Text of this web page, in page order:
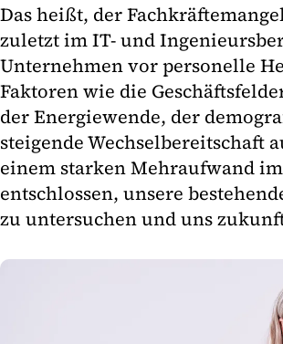
Das heißt, der
zuletzt im IT- und
Unternehmen vor personelle
Faktoren wie die
der Energiewende, der
steigende Wechselbereitschaft
einem starken Mehraufwand
entschlossen, unsere
zu untersuchen und uns